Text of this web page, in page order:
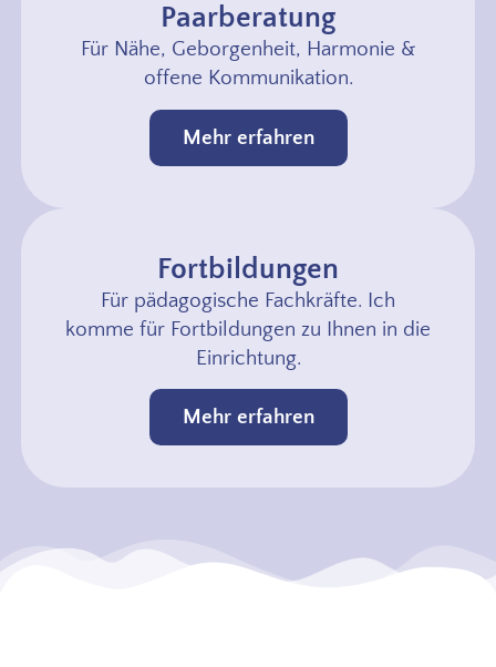
Paarberatung
Für Nähe, Geborgenheit, Harmonie &
offene Kommunikation.
Mehr erfahren
Fortbildungen
Für pädagogische Fachkräfte. Ich
komme für Fortbildungen zu Ihnen in die
Einrichtung.
Mehr erfahren